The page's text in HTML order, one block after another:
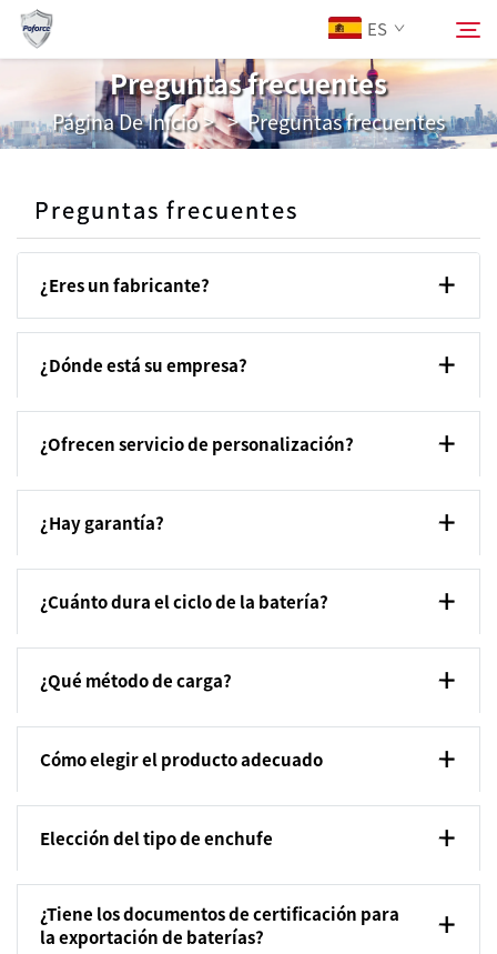
ES
Sobre Nosotros
Productos
Descargar
Noticias
Contáctanos
Preguntas frecuentes
Página De Inicio>>Preguntas frecuentes
Preguntas frecuentes
¿Eres un fabricante?
¿Dónde está su empresa?
¿Ofrecen servicio de personalización?
¿Hay garantía?
¿Cuánto dura el ciclo de la batería?
¿Qué método de carga?
Cómo elegir el producto adecuado
Elección del tipo de enchufe
¿Tiene los documentos de certificación para
la exportación de baterías?